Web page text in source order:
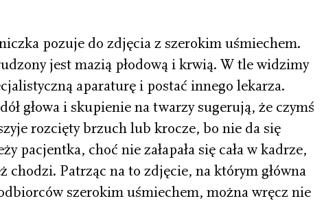
pozuje do zdjęcia z szerokim uśmiechem.
jest mazią płodową i krwią. W tle widzimy
apa­raturę i postać innego lekarza.
głowa i skupienie na twarzy sugerują, że czymś
rozcięty brzuch lub krocze, bo nie da się
pacjentka, choć nie załapała się cała w kadrze,
chodzi. Patrząc na to zdjęcie, na którym główna
szerokim uśmiechem, można wręcz nie